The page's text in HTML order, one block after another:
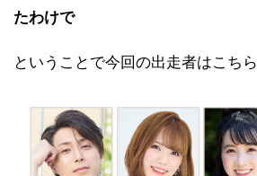
たわけで
ということで今回の出走者はこちら